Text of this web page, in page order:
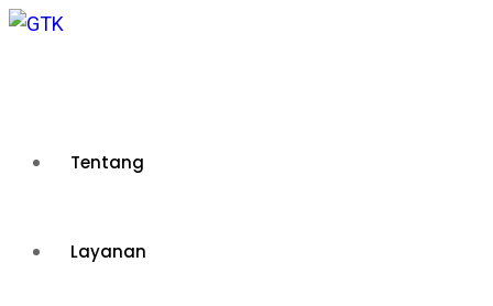
Skip
Tentang
Layanan